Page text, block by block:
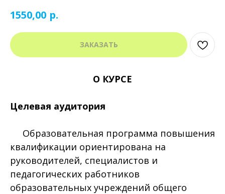
1550,00 р.
ЗАКАЗАТЬ
О КУРСЕ
Целевая аудитория
Образовательная программа повышения
квалификации ориентирована на
руководителей, специалистов и
педагогических работников
образовательных учреждений общего